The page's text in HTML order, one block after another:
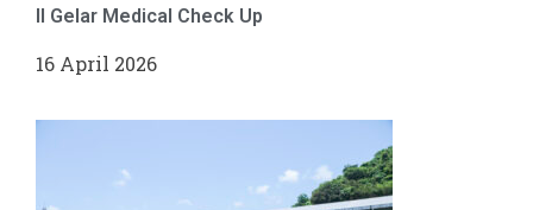
II Gelar Medical Check Up
16 April 2026